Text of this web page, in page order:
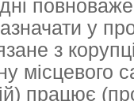
у
з
місцевого
працює